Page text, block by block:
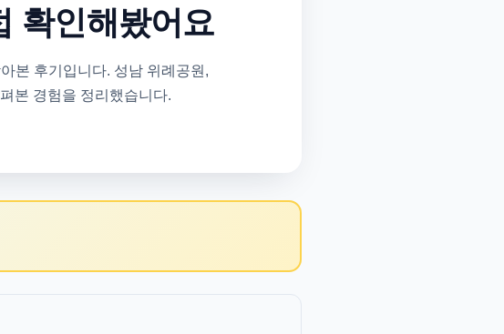
확인해봤어요
본 후기입니다. 성남 위례공원,
본 경험을 정리했습니다.